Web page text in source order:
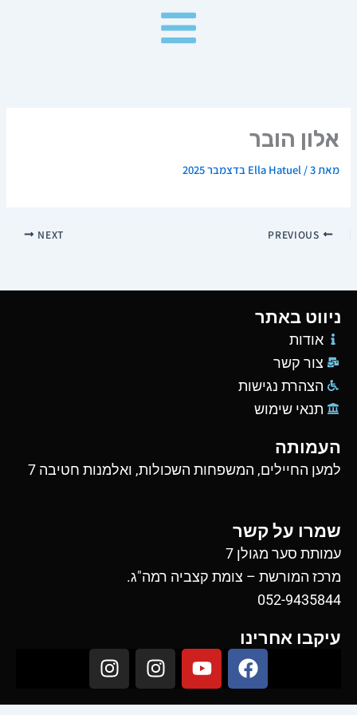
אלון הובר
מאת Ella Hatuel /3 בדצמבר 2025
NEXT
ניווט באתר
אודות
צור קשר
הצהרת נגישות
תנאי שימוש
העמותה
למען החיילים, המשפחות השכולות, ואלמנות חטיבה 7
שמרו על קשר
עמותת סער מגולן 7
מרכז המורשת – צומת קצביה רמה"ג.
052-9435844
עיקבו אחרינו
F
a
c
Y
o
u
I
n
s
I
n
s